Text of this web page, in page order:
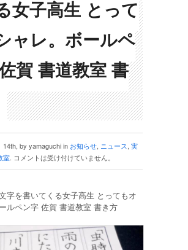
女子高生 とって
ャレ。ボールペ
賀 書道教室 書
14th, by yamaguchi in お知らせ, ニュース, 実
室. コメントは受け付けていません。
字を書いてくる女子高生 とってもオ
ルペン字 佐賀 書道教室 書き方